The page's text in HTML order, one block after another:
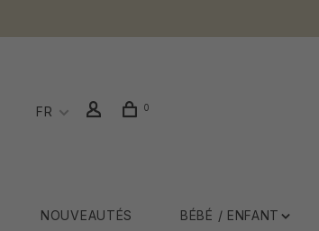
FR 0
NOUVEAUTÉS BÉBÉ / ENFANT